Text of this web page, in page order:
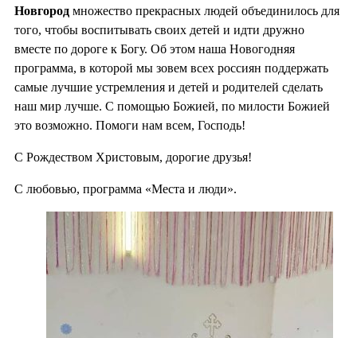
Новгород множество прекрасных людей объединилось для
того, чтобы воспитывать своих детей и идти дружно
вместе по дороге к Богу. Об этом наша Новогодняя
программа, в которой мы зовем всех россиян поддержать
самые лучшие устремления и детей и родителей сделать
наш мир лучше. С помощью Божией, по милости Божией
это возможно. Помоги нам всем, Господь!
С Рождеством Христовым, дорогие друзья!
С любовью, программа «Места и люди».